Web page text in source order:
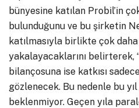
bünyesine katılan Probil’in
bulunduğunu ve bu şirketin
katılmasıyla birlikte çok daha
yakalayacaklarını belirterek,
bilançosuna ise katkısı
gözlenecek. Bu nedenle bu
beklenmiyor. Geçen yıla